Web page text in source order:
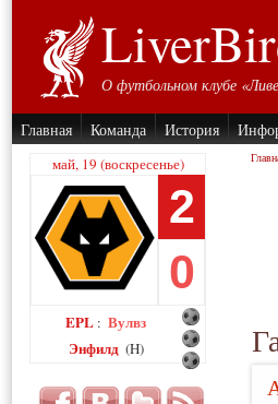
О футбольном клубе
Главная Команда История
май, 19 (воскресенье)
2
0
EPL : Вулвз
Энфилд (H)